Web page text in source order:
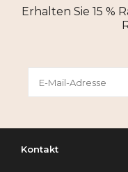
Erhalten Sie 15 %
Kontakt